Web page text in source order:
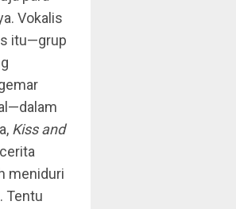
Vokalis
itu—grup
Kiss and
meniduri
Tentu